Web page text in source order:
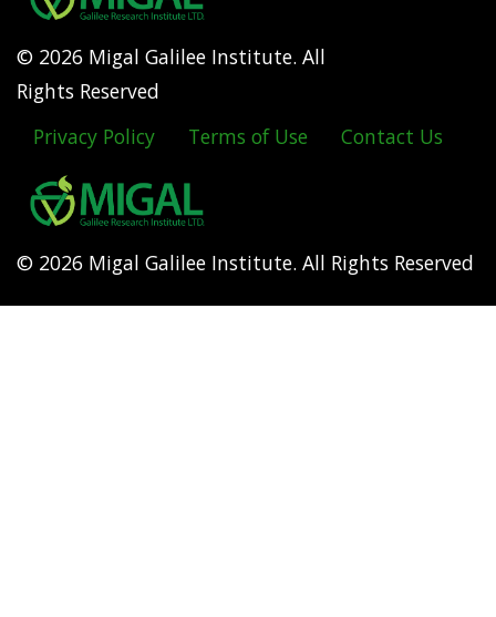
© 2026 Migal Galilee Institute. All
Rights Reserved
Footer
menu
Privacy Policy Terms of Use Contact Us
© 2026 Migal Galilee Institute. All Rights Reserved